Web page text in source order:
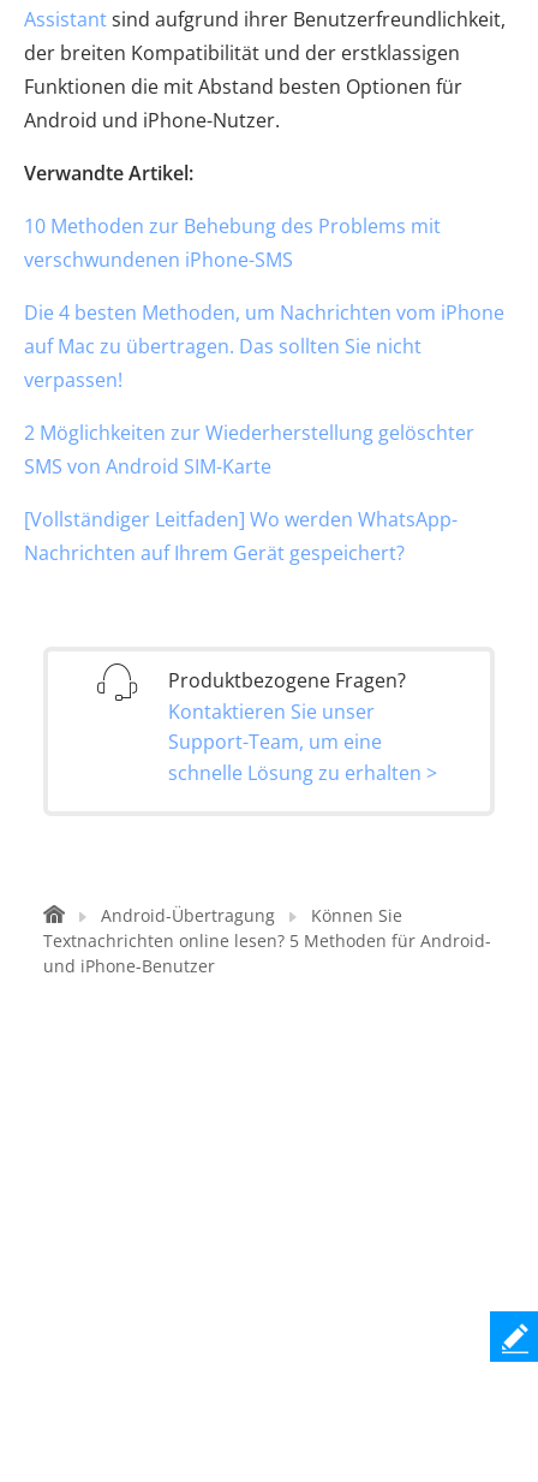
Assistantsind aufgrund ihrer Benutzerfreundlichkeit,
der breiten Kompatibilität und der erstklassigen
Funktionen die mit Abstand besten Optionen für
Android und iPhone-Nutzer.
Verwandte Artikel:
10 Methoden zur Behebung des Problems mit
verschwundenen iPhone-SMS
Die 4 besten Methoden, um Nachrichten vom iPhone
auf Mac zu übertragen. Das sollten Sie nicht
verpassen!
2 Möglichkeiten zur Wiederherstellung gelöschter
SMS von Android SIM-Karte
[Vollständiger Leitfaden] Wo werden WhatsApp-
Nachrichten auf Ihrem Gerät gespeichert?
Produktbezogene Fragen?
Kontaktieren Sie unser
Support-Team, um eine
schnelle Lösung zu erhalten >
Android-Übertragung
Können Sie
Textnachrichten online lesen? 5 Methoden für Android-
und iPhone-Benutzer